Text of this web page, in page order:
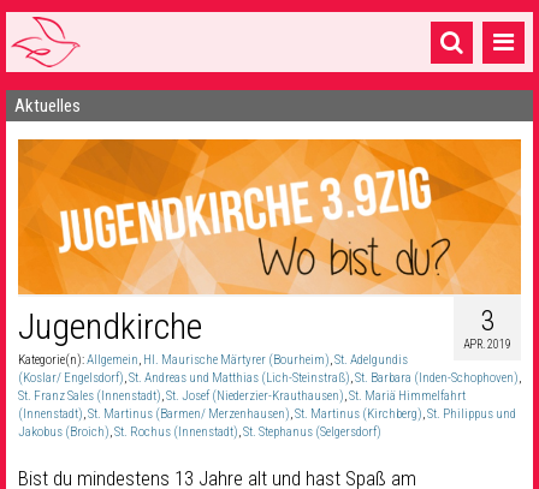
Startseite
1 Pfarrei
16 Gemeinden & mehr
Gottesdienste & Sinnsuche
Gemeinschaft & Soziales
Musik& Kultur
Aktuelles
3
APR. 2019
Jugendkirche
Kategorie(n):Allgemein, Hl. Maurische Märtyrer (Bourheim),St. Adelgundis
(Koslar/ Engelsdorf),St. Andreas und Matthias (Lich-Steinstraß),St. Barbara (Inden-Schophoven),
St. Franz Sales (Innenstadt),St. Josef (Niederzier-Krauthausen),St. Mariä Himmelfahrt
(Innenstadt),St. Martinus (Barmen/ Merzenhausen),St. Martinus (Kirchberg),St. Philippus und
Jakobus (Broich),St. Rochus (Innenstadt),St. Stephanus (Selgersdorf)
Bist du mindestens 13 Jahre alt und hast Spaß am